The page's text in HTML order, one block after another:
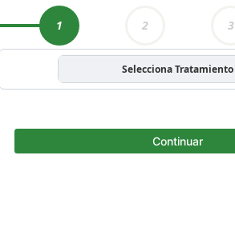
1 2 3
Selecciona Tratamiento
Continuar